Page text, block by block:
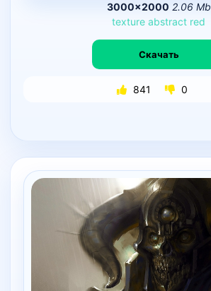
3000×2000 2.06 Mb
texture abstract red
Скачать
841 0